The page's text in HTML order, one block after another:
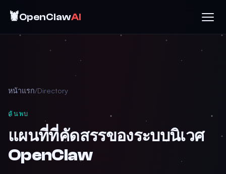
🦞OpenClawAI
หน้าแรก/Directory
ค้นพบ
แผนที่ที่คัดสรรของระบบนิเวศ
OpenClaw